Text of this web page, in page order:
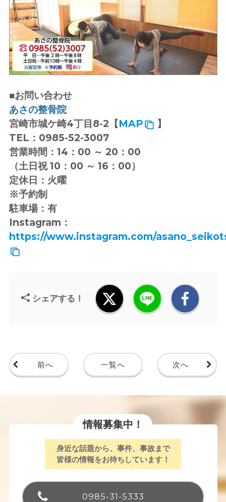
■お問い合わせ
あさの整骨院
宮崎市城ケ崎4丁目8-2【MAP
】
TEL：0985-52-3007
営業時間：14：00 ～ 20：00
（土日祝 10：00 ～ 16：00）
定休日：火曜
※予約制
駐車場：有
Instagram：
https://www.instagram.com/
シェアする！
前へ 一覧へ 次へ
情報募集中！
身近な話題から、事件、事故まで
皆様の情報をお待ちしています！
0985-31-5333